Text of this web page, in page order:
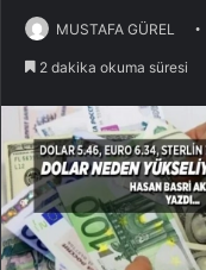
MUSTAFA GÜREL
2 dakika okuma süresi